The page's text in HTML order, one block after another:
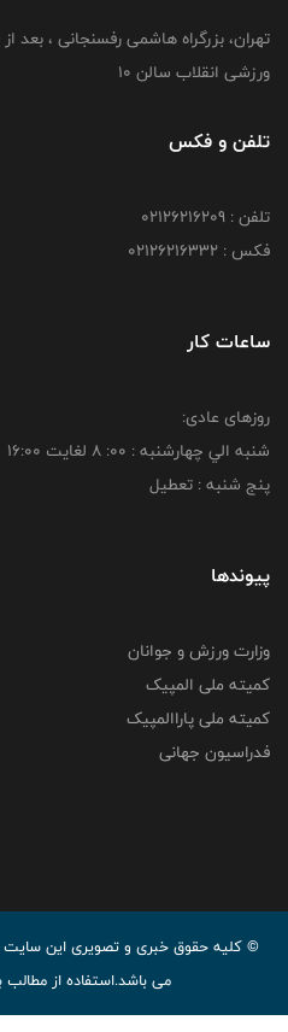
تهران، بزرگراه هاشمی رفسنجانی ،
ورزشی انقلاب سالن 10
تلفن و فکس
تلفن : 02126216209
فکس : 02126216332
ساعات کار
روزهای عادی:
شنبه الي چهارشنبه : 00: 8 لغايت 16:00
پنج شنبه : تعطیل
پیوندها
وزارت ورزش و جوانان
کمیته ملی المپیک
کمیته ملی پاراالمپیک
فدراسیون جهانی
© کليه حقوق خبری و تصويری اين
می باشد.استفاده از مطالب